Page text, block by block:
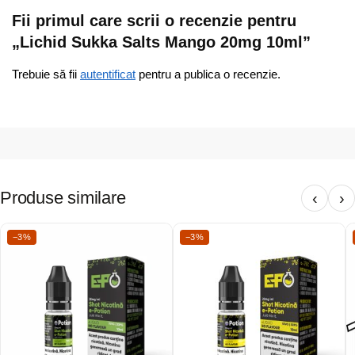
Fii primul care scrii o recenzie pentru
„Lichid Sukka Salts Mango 20mg 10ml”
Trebuie să fii autentificat pentru a publica o recenzie.
Produse similare ‹ ›
−3% −3%